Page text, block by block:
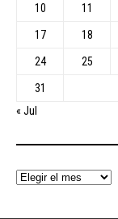
10 11
17 18
24 25
31
« Jul